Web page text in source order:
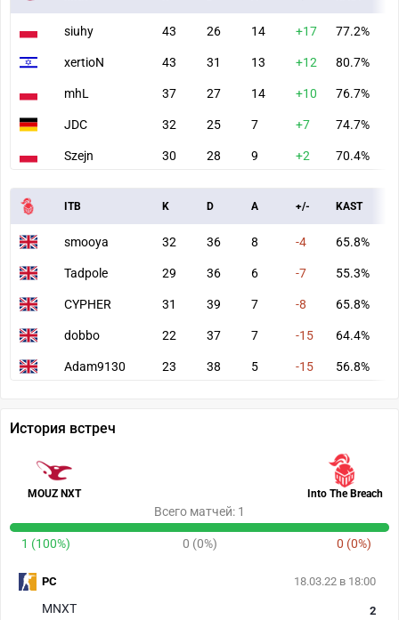
siuhy 43 26 14 +17 77.2%
xertioN 43 31 13 +12 80.7%
mhL 37 27 14 +10 76.7%
JDC 32 25 7 +7 74.7%
Szejn 30 28 9 +2 70.4%
ITB K D A +/- KAST
smooya 32 36 8 -4 65.8%
Tadpole 29 36 6 -7 55.3%
CYPHER 31 39 7 -8 65.8%
dobbo 22 37 7 -15 64.4%
Adam9130 23 38 5 -15 56.8%
История встреч
MOUZ NXT Into The Breach
Всего матчей: 1
1 (100%) 0 (0%) 0 (0%)
18.03.22 в 18:00
MNXT
2
PC